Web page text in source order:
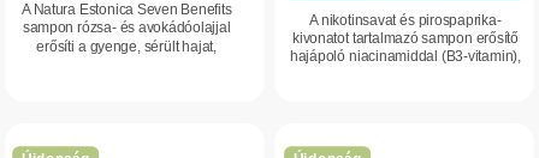
A Natura Estonica Seven Benefits
sampon rózsa- és avokádóolajjal
erősíti a gyenge, sérült hajat,
A nikotinsavat és pirospaprika-
kivonatot tartalmazó sampon erősítő
hajápoló niacinamiddal (B3-vitamin),